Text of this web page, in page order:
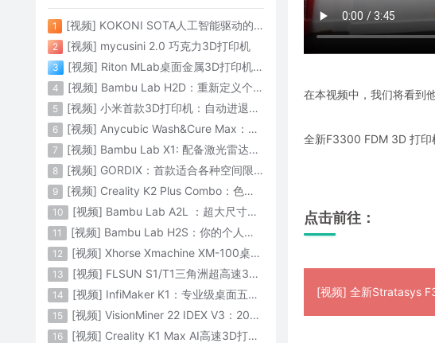
在本视频中，我们将看到
全新F3300 FDM 3D 打印
点击前往：
[视频] 全新Stratasys
1 [视频] KOKONI SOTA人工智能驱动的3D打印革命 倒立打印600mm/s
2 [视频] mycusini 2.0 巧克力3D打印机
3 [视频] Riton MLab桌面金属3D打印机：体积小性能强大
4 [视频] Bambu Lab H2D：重新定义个人智造
5 [视频] 小米首款3D打印机：自动进退料、AI云切片、人脸拍照建模 3D玩家兴趣首选
6 [视频] Anycubic Wash&Cure Max：清洗+后固化二合一设备
7 [视频] Bambu Lab X1: 配备激光雷达和人工智能的CoreXY彩色3D打印机
8 [视频] GORDIX：首款适合各种空间限制的3合1便携式数控机床
9 [视频] Creality K2 Plus Combo：色彩与尺寸的史诗级飞跃
10 [视频] Bambu Lab A2L ：超大尺寸家用打印机 告别拆件 轻松一体成型
11 [视频] Bambu Lab H2S：你的个人智造中心
12 [视频] Xhorse Xmachine XM-100桌面级五轴CNC机床：卓越的精度和效率
13 [视频] FLSUN S1/T1三角洲超高速3D打印机 打印速度1200mm/s
14 [视频] InfiMaker K1：专业级桌面五轴数控机床
15 [视频] VisionMiner 22 IDEX V3：2024年最佳工程材料3D打印机
16 [视频] Creality K1 Max AI高速3D打印机：600mm/s打印速度 史诗般的飞跃